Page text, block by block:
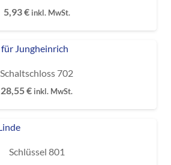
5,93€ inkl. MwSt.
Schaltschloss 702
28,55€ inkl. MwSt.
Schlüssel 801